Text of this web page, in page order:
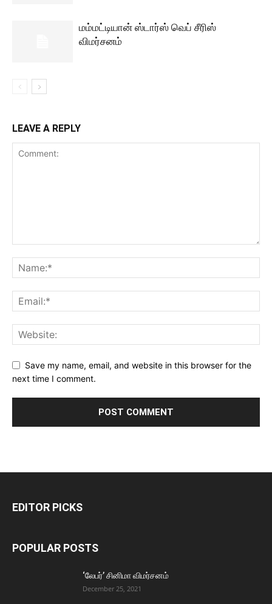
மம்மட்டியான் ஸ்டார்ஸ் வெப் சீரிஸ்
விமர்சனம்
LEAVE A REPLY
Save my name, email, and website in this browser for the
next time I comment.
EDITOR PICKS
POPULAR POSTS
‘லேபர்’ சினிமா விமர்சனம்
December 25, 2021